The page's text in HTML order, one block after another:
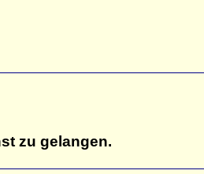
zu gelangen.